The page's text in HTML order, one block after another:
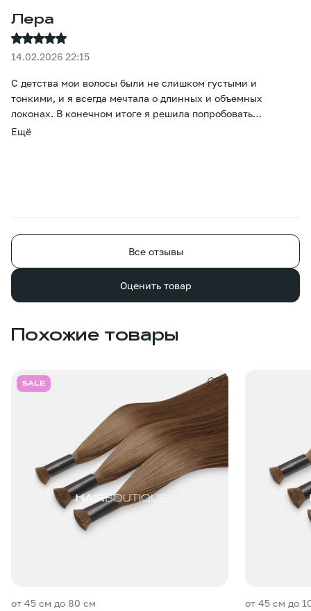
Лера
14.02.2026 22:15
С детства мои волосы были не слишком густыми и
тонкими, и я всегда мечтала о длинных и объемных
локонах. В конечном итоге я решила попробовать
наращивание. Больше всего меня беспокоил вопрос цвета,
Ещё
Все отзывы
Оценить товар
Похожие товары
SALE
от 45 см до 80 см от 45 см до